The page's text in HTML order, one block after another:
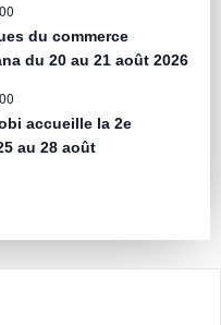
du commerce
du 20 au 21 août 2026
accueille la 2e
au 28 août